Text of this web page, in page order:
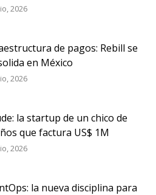
2026
de pagos: Rebill se
en México
2026
la startup de un chico de
que factura US$ 1M
2026
la nueva disciplina para